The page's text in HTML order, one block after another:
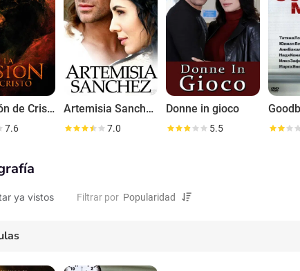
La pasión de Cristo
7.6
Artemisia Sanchez
7.0
Donne in gioco
5.5
ya vistos Filtrar por